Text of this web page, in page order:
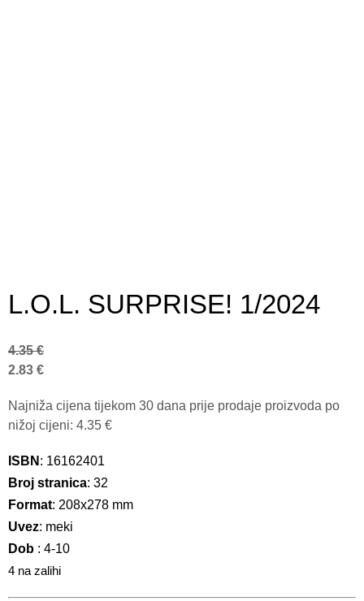
L.O.L. SURPRISE! 1/2024
2.83 €
4.35€
Najniža cijena tijekom 30 dana prije prodaje proizvoda po
nižoj cijeni: 4.35 €
ISBN : 16162401
Broj stranica: 32
Format: 208x278 mm
Uvez: meki
Dob : 4-10
4 na zalihi